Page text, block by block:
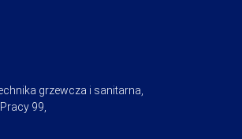
grzewcza i sanitarna,
99,